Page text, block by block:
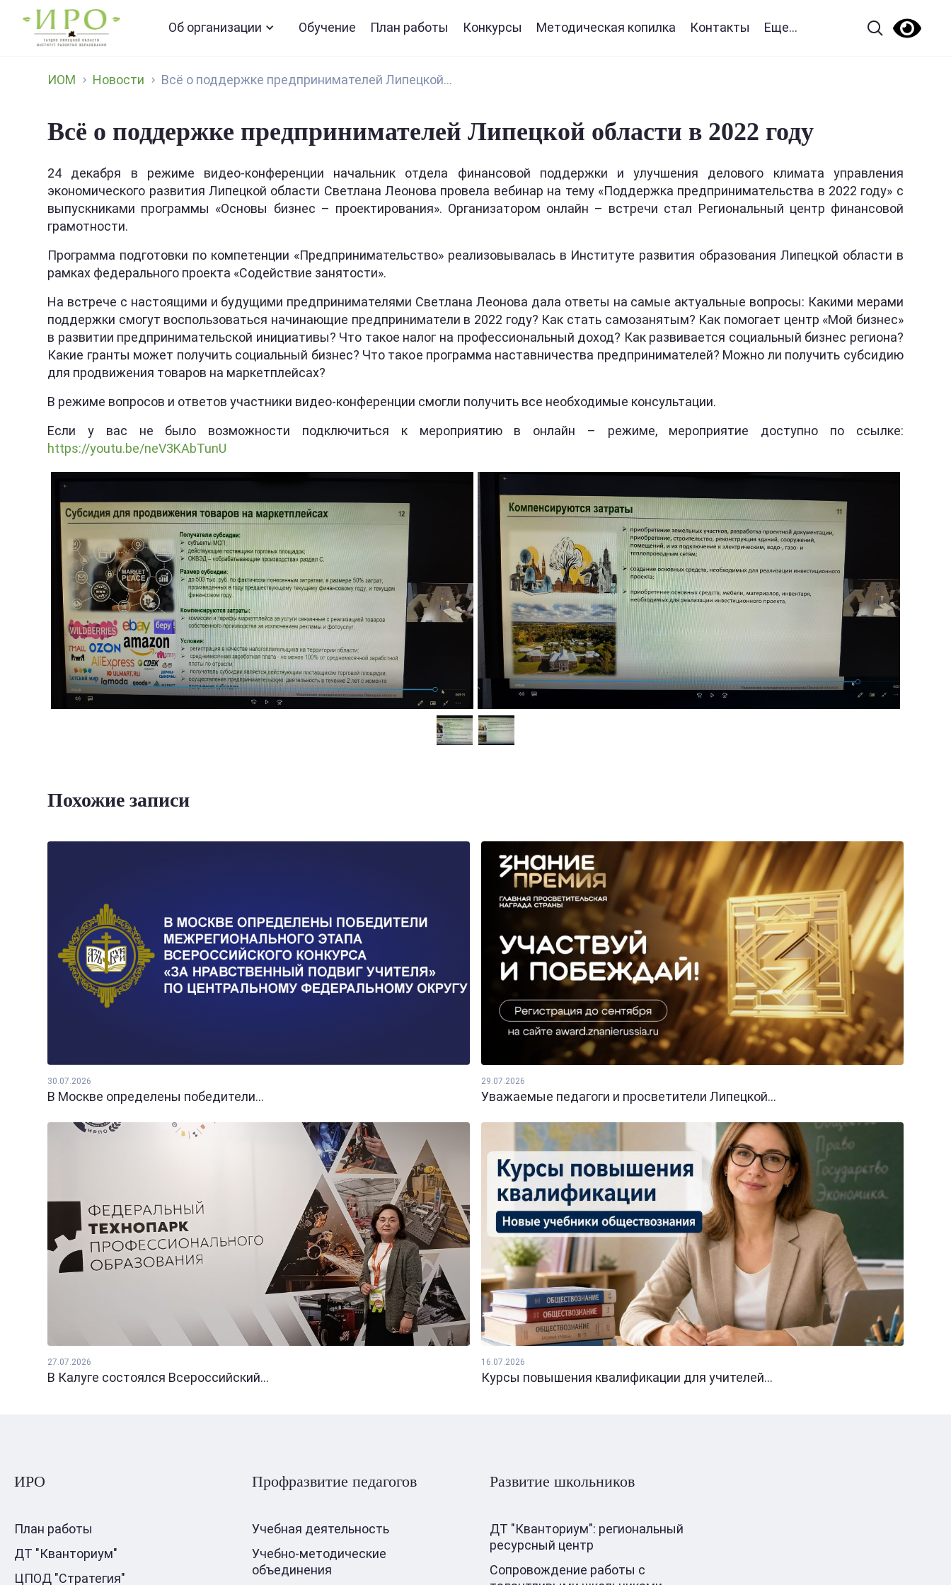
Об организации Обучение План работы Конкурсы Методическая копилка Контакты Еще...
ИОМ Новости Всё о поддержке предпринимателей Липецкой...
Всё о поддержке предпринимателей Липецкой области в 2022 году
24 декабря в режиме видео-конференции начальник отдела финансовой поддержки и улучшения делового климата управления
экономического развития Липецкой области Светлана Леонова провела вебинар на тему «Поддержка предпринимательства в 2022 году» с
выпускниками программы «Основы бизнес – проектирования». Организатором онлайн – встречи стал Региональный центр финансовой
грамотности.
Программа подготовки по компетенции «Предпринимательство» реализовывалась в Институте развития образования Липецкой области в
рамках федерального проекта «Содействие занятости».
На встрече с настоящими и будущими предпринимателями Светлана Леонова дала ответы на самые актуальные вопросы: Какими мерами
поддержки смогут воспользоваться начинающие предприниматели в 2022 году? Как стать самозанятым? Как помогает центр «Мой бизнес»
в развитии предпринимательской инициативы? Что такое налог на профессиональный доход? Как развивается социальный бизнес региона?
Какие гранты может получить социальный бизнес? Что такое программа наставничества предпринимателей? Можно ли получить субсидию
для продвижения товаров на маркетплейсах?
В режиме вопросов и ответов участники видео-конференции смогли получить все необходимые консультации.
Если у вас не было возможности подключиться к мероприятию в онлайн – режиме, мероприятие доступно по ссылке:
https://youtu.be/neV3KAbTunU
Похожие записи
30.07.2026
В Москве определены победители...
29.07.2026
Уважаемые педагоги и просветители Липецкой...
27.07.2026
В Калуге состоялся Всероссийский...
16.07.2026
Курсы повышения квалификации для учителей...
ИРО
План работы
ДТ "Кванториум"
ЦПОД "Стратегия"
Профразвитие педагогов
Учебная деятельность
Учебно-методические
объединения
Развитие школьников
ДТ "Кванториум": региональный
ресурсный центр
Сопровождение работы с